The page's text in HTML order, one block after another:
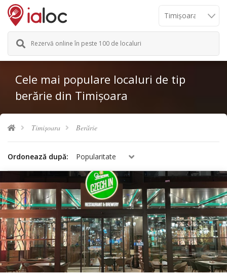
Rezervă online în peste 100 de localuri
Cele mai populare localuri de tip
berărie din Timișoara
Timișoara Berărie
Ordonează după: Popularitate